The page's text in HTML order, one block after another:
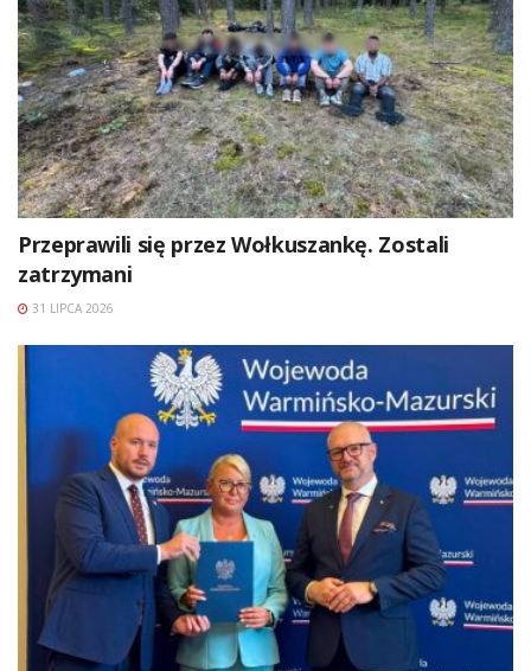
Przeprawili się przez Wołkuszankę. Zostali
zatrzymani
31 LIPCA 2026